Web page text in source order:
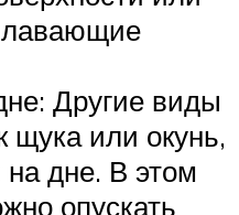
Другие виды
щука или окунь,
на дне. В этом
опускать